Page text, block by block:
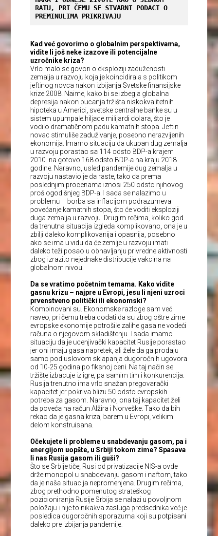
RATU, PRI ČEMU SE STVARNI PODACI O
PREMINULIMA PRIKRIVAJU
Kad već govorimo o globalnim perspektivama,
vidite li još neke izazove ili potencijalne
uzročnike kriza?
Vrlo malo se govori o eksploziji zaduženosti
zemalja u razvoju koja je koincidirala s politikom
jeftinog novca nakon izbijanja Svetske finansijske
krize 2008. Naime, kako bi se izbegla globalna
depresija nakon pucanja tržišta niskokvalitetnih
hipoteka u Americi, svetske centralne banke su u
sistem upumpale hiljade milijardi dolara, što je
vodilo dramatičnom padu kamatnih stopa. Jeftin
novac stimuliše zaduživanje, posebno nerazvijenih
ekonomija. Imamo situaciju da ukupan dug zemalja
u razvoju porastao sa 114 odsto BDP-a krajem
2010. na gotovo 168 odsto BDP-a na kraju 2018.
godine. Naravno, usled pandemije dug zemalja u
razvoju nastavio je da raste, tako da prema
poslednjim procenama iznosi 250 odsto njihovog
prošlogodišnjeg BDP-a. I sada se nalazimo u
problemu – borba sa inflacijom podrazumeva
povećanje kamatnih stopa, što će voditi eksploziji
duga zemalja u razvoju. Drugim rečima, koliko god
da trenutna situacija izgleda komplikovano, ona je u
zbilji daleko komplikovanija i opasnija, posebno
ako se ima u vidu da će zemlje u razvoju imati
daleko teži posao u obnavljanju privredne aktivnosti
zbog izrazito nejednake distribucije vakcina na
globalnom nivou.
Da se vratimo početnim temama. Kako vidite
gasnu krizu – najpre u Evropi, jesu li njeni uzroci
prvenstveno politički ili ekonomski?
Kombinovani su. Ekonomske razloge sam već
naveo, pri čemu treba dodati da su zbog oštre zime
evropske ekonomije potrošile zalihe gasa ne vodeći
računa o njegovom skladištenju. I sada imamo
situaciju da je ucenjivački kapacitet Rusije porastao
jer oni imaju gasa napretek, ali žele da ga prodaju
samo pod uslovom sklapanja dugoročnih ugovora
od 10-25 godina po fiksnoj ceni. Na taj način se
tržište izbacuje iz igre, pa samim tim i konkurencija.
Rusija trenutno ima vrlo snažan pregovarački
kapacitet jer pokriva blizu 50 odsto evropskih
potreba za gasom. Naravno, ona taj kapacitet želi
da poveća na račun Alžira i Norveške. Tako da bih
rekao da je gasna kriza, barem u Evropi, velikim
delom konstruisana.
Očekujete li probleme u snabdevanju gasom, pa i
energijom uopšte, u Srbiji tokom zime? Spasava
li nas Rusija gasom ili guši?
Što se Srbije tiče, Rusi od privatizacije NIS-a ovde
drže monopol u snabdevanju gasom i naftom, tako
da je naša situacija nepromenjena. Drugim rečima,
zbog prethodno pomenutog strateškog
pozicioniranja Rusije Srbija se nalazi u povoljnom
položaju i nije to nikakva zasluga predsednika već je
posledica dugoročnih sporazuma koji su potpisani
daleko pre izbijanja pandemije.